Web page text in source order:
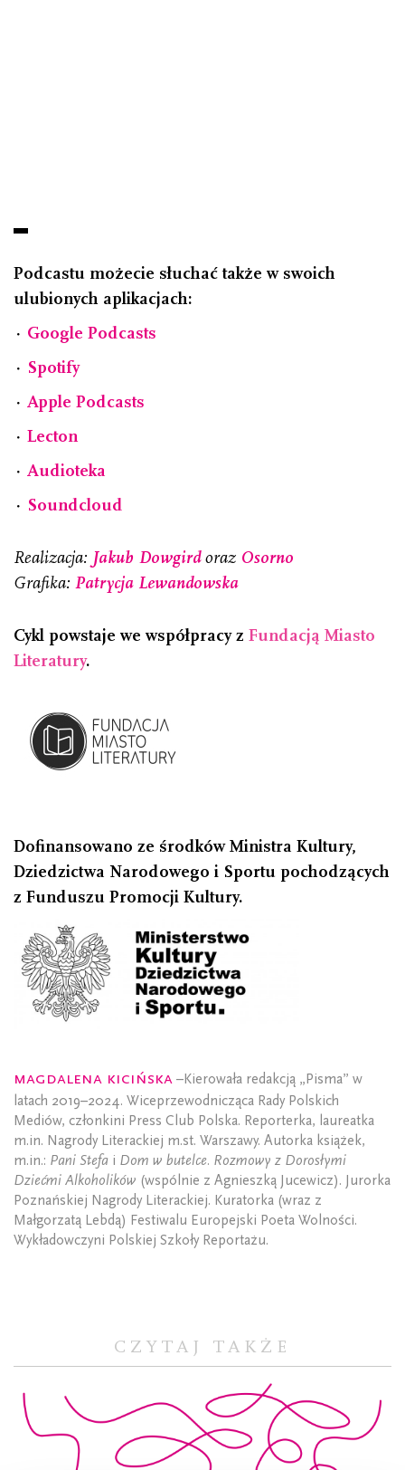
Podcastu możecie słuchać także w swoich
ulubionych aplikacjach:
⋅ Google Podcasts
⋅ Spotify
⋅ Apple Podcasts
⋅ Lecton
⋅ Audioteka
⋅ Soundcloud
Realizacja: Jakub Dowgirdoraz Osorno
Grafika: Patrycja Lewandowska
Cykl powstaje we współpracy z Fundacją Miasto
Literatury.
Dofinansowano ze środków Ministra Kultury,
Dziedzictwa Narodowego i Sportu pochodzących
z Funduszu Promocji Kultury.
Magdalena Kicińska –Kierowała redakcją „Pisma” w
latach 2019–2024. Wiceprzewodnicząca Rady Polskich
Mediów, członkini Press Club Polska. Reporterka, laureatka
m.in. Nagrody Literackiej m.st. Warszawy. Autorka książek,
m.in.: Pani Stefa i Dom w butelce. Rozmowy z Dorosłymi
Dziećmi Alkoholików (wspólnie z Agnieszką Jucewicz). Jurorka
Poznańskiej Nagrody Literackiej. Kuratorka (wraz z
Małgorzatą Lebdą) Festiwalu Europejski Poeta Wolności.
Wykładowczyni Polskiej Szkoły Reportażu.
CZYTAJ TAKŻE